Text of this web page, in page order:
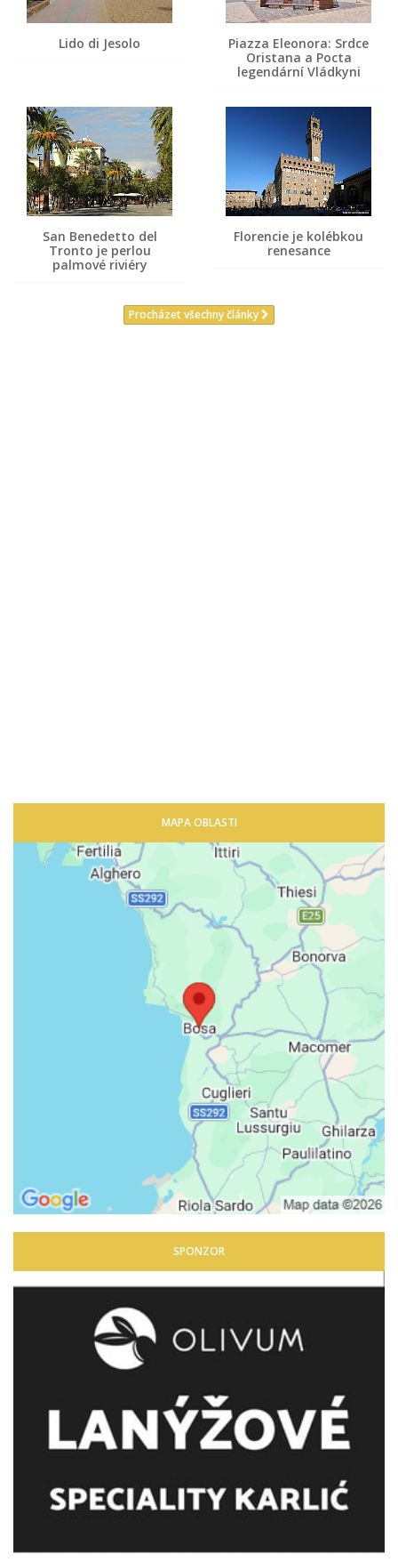
Lido di Jesolo
Piazza Eleonora: Srdce
Oristana a Pocta
legendární Vládkyni
San Benedetto del
Tronto je perlou
palmové riviéry
Florencie je kolébkou
renesance
Procházet všechny články
MAPA OBLASTI
SPONZOR